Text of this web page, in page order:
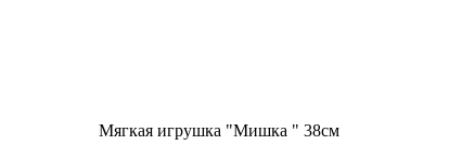
Мягкая игрушка "Мишка " 38см